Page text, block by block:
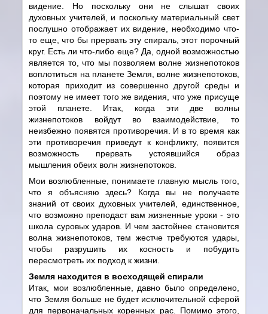
видение. Но поскольку они не слышат своих
духовных учителей, и поскольку материальный свет
послушно отображает их видение, необходимо что-
то еще, что бы прервать эту спираль, этот порочный
круг. Есть ли что-либо еще? Да, одной возможностью
является то, что мы позволяем волне жизнепотоков
воплотиться на планете Земля, волне жизнепотоков,
которая приходит из совершенно другой среды и
поэтому не имеет того же видения, что уже присуще
этой планете. Итак, когда эти две волны
жизнепотоков войдут во взаимодействие, то
неизбежно появятся противоречия. И в то время как
эти противоречия приведут к конфликту, появится
возможность прервать устоявшийся образ
мышления обеих волн жизнепотоков.
Мои возлюбленные, понимаете главную мысль того,
что я объясняю здесь? Когда вы не получаете
знаний от своих духовных учителей, единственное,
что возможно преподаст вам жизненные уроки - это
школа суровых ударов. И чем застойнее становится
волна жизнепотоков, тем жестче требуются удары,
чтобы разрушить их косность и побудить
пересмотреть их подход к жизни.
Земля находится в восходящей спирали
Итак, мои возлюбленные, давно было определено,
что Земля больше не будет исключительной сферой
для первоначальных коренных рас. Помимо этого,